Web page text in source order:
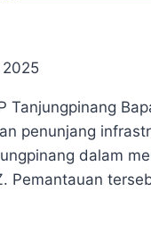
2025
penunjang
dalam
Pemantauan